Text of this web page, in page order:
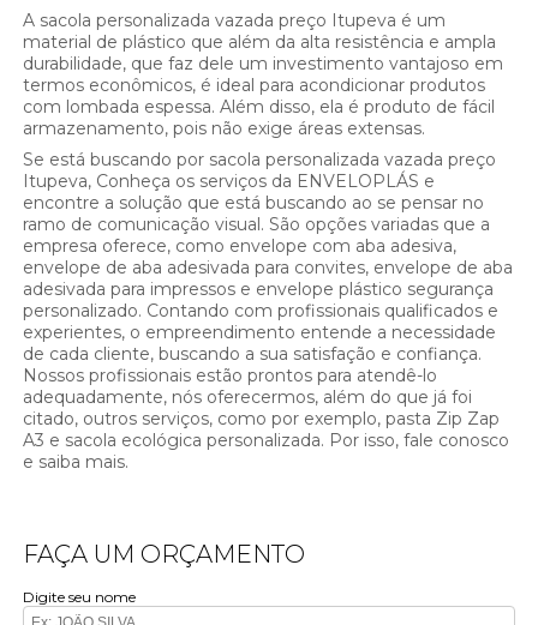
A sacola personalizada vazada preço Itupeva é um
material de plástico que além da alta resistência e ampla
durabilidade, que faz dele um investimento vantajoso em
termos econômicos, é ideal para acondicionar produtos
com lombada espessa. Além disso, ela é produto de fácil
armazenamento, pois não exige áreas extensas.
Se está buscando por sacola personalizada vazada preço
Itupeva, Conheça os serviços da ENVELOPLÁS e
encontre a solução que está buscando ao se pensar no
ramo de comunicação visual. São opções variadas que a
empresa oferece, como envelope com aba adesiva,
envelope de aba adesivada para convites, envelope de aba
adesivada para impressos e envelope plástico segurança
personalizado. Contando com profissionais qualificados e
experientes, o empreendimento entende a necessidade
de cada cliente, buscando a sua satisfação e confiança.
Nossos profissionais estão prontos para atendê-lo
adequadamente, nós oferecermos, além do que já foi
citado, outros serviços, como por exemplo, pasta Zip Zap
A3 e sacola ecológica personalizada. Por isso, fale conosco
e saiba mais.
FAÇA UM ORÇAMENTO
Digite seu nome